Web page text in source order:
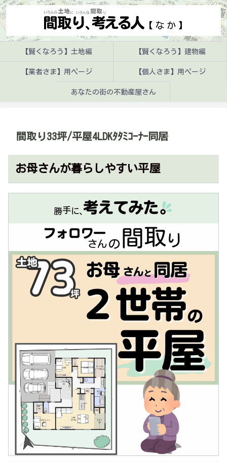
【賢くなろう】土地編 【賢くなろう】建物編
【業者さま】用ページ 【個人さま】用ページ
あなたの街の不動産屋さん
間取り33坪/平屋4LDKﾀﾀﾐｺｰﾅｰ同居
お母さんが暮らしやすい平屋